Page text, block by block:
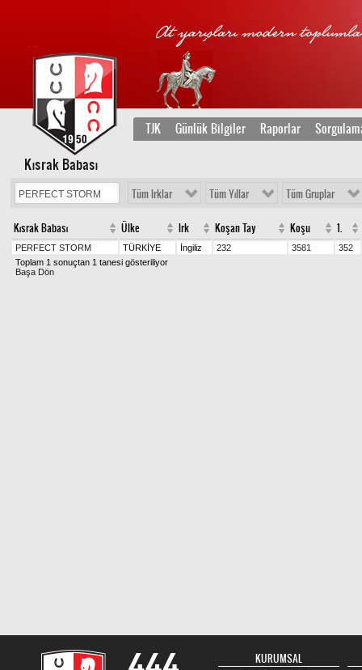
TJK Günlük Bilgiler Raporlar
Kısrak Babası
Tüm Irklar Tüm Yıllar Tüm Gruplar
Kısrak Babası Ülke Irk Koşan Tay Koşu 1.
PERFECT STORM TÜRKİYE İngiliz 232 3581
352
Toplam 1 sonuçtan 1 tanesi gösteriliyor
Başa Dön
KURUMSAL